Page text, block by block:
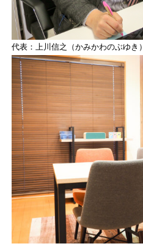
代表：上川信之（かみかわのぶゆき）